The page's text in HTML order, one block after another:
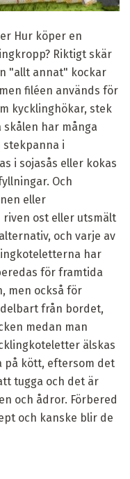
Hur köper en
Riktigt skär
"allt annat" kockar
filéen används för
kycklinghökar, stek
har många
i
i sojasås eller kokas
Och
eller
riven ost eller utsmält
och varje av
har
för framtida
men också för
från bordet,
medan man
älskas
på kött, eftersom det
tugga och det är
och ådror. Förbered
och kanske blir de